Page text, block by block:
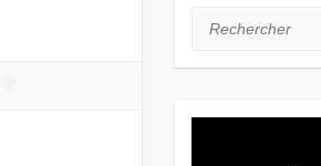
Rechercher